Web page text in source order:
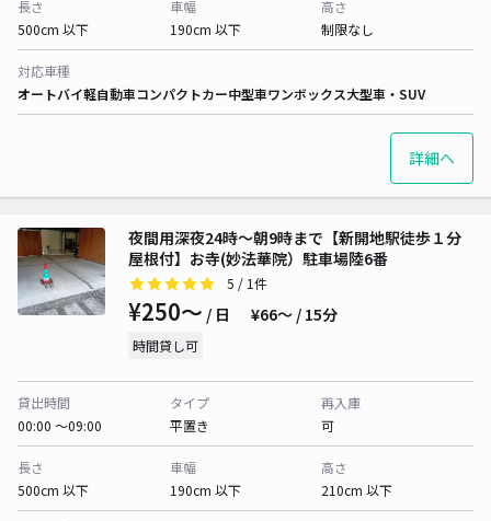
長さ
500cm 以下
車幅
190cm 以下
高さ
制限なし
対応車種
オートバイ軽自動車コンパクトカー中型車ワンボックス大型車・SUV
詳細へ
夜間用深夜24時〜朝9時まで【新開地駅徒歩１分
屋根付】お寺(妙法華院）駐車場陸6番
5 / 1件
¥250〜 / 日 ¥66〜 / 15分
時間貸し可
貸出時間
00:00 〜09:00
タイプ
平置き
再入庫
可
長さ
500cm 以下
車幅
190cm 以下
高さ
210cm 以下